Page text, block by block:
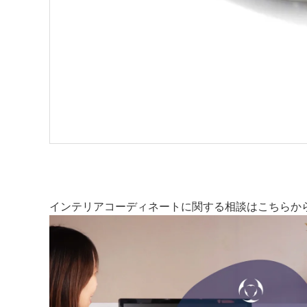
インテリアコーディネートに関する相談はこちら